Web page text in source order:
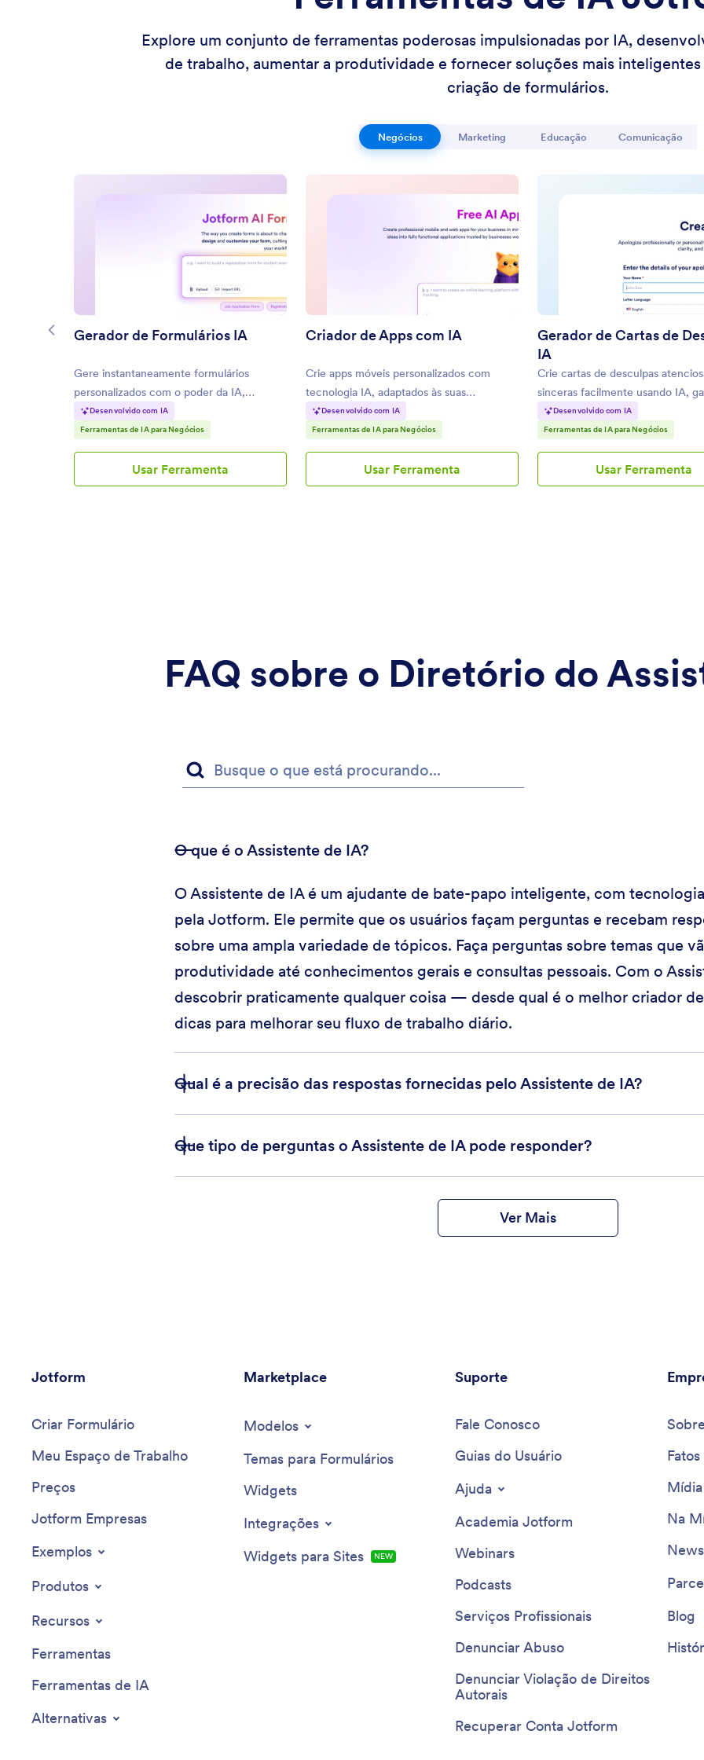
Explore um conjunto de ferramentas poderosas impulsionadas por IA,
de trabalho, aumentar a produtividade e fornecer soluções mais inteligentes
criação de formulários.
Negócios Marketing Educação Comunicação
Gerador de Formulários IA
Gere instantaneamente formulários
personalizados com o poder da IA,
economizando seu tempo e esforços.
Desenvolvido com IA
Ferramentas de IA para Negócios
Usar Ferramenta
Gerador
de
Criador de Apps com IA
Crie apps móveis personalizados com
tecnologia IA, adaptados às suas
necessidades exclusivas.
Desenvolvido com IA
Ferramentas de IA para Negócios
Usar Ferramenta
Criador
de
Gerador de Cartas de
IA
Crie cartas de desculpas
sinceras facilmente usando IA,
um tom profissional.
Desenvolvido com IA
Ferramentas de IA para Negócios
Usar Ferramenta
Gerador
de
FAQ sobre o Diretório do
O que é o Assistente de IA?
O Assistente de IA é um ajudante de bate-papo inteligente, com
pela Jotform. Ele permite que os usuários façam perguntas e recebam
sobre uma ampla variedade de tópicos. Faça perguntas sobre temas que
produtividade até conhecimentos gerais e consultas pessoais. Com o
descobrir praticamente qualquer coisa — desde qual é o melhor criador
dicas para melhorar seu fluxo de trabalho diário.
Qual é a precisão das respostas fornecidas pelo Assistente de IA?
Que tipo de perguntas o Assistente de IA pode responder?
Ver Mais
Jotform
Criar Formulário
Meu Espaço de Trabalho
Preços
Jotform Empresas
Exemplos
Produtos
Recursos
Ferramentas
Ferramentas de IA
Alternativas
Marketplace
Modelos
Temas para Formulários
Widgets
Integrações
Widgets para Sites
NEW
Suporte
Fale Conosco
Guias do Usuário
Ajuda
Academia Jotform
Webinars
Podcasts
Serviços Profissionais
Denunciar Abuso
Denunciar Violação de Direitos
Autorais
Recuperar Conta Jotform
Na
Blog